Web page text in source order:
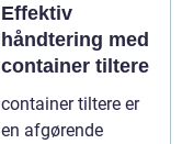
Effektiv
håndtering med
container tiltere
container tiltere er
en afgørende